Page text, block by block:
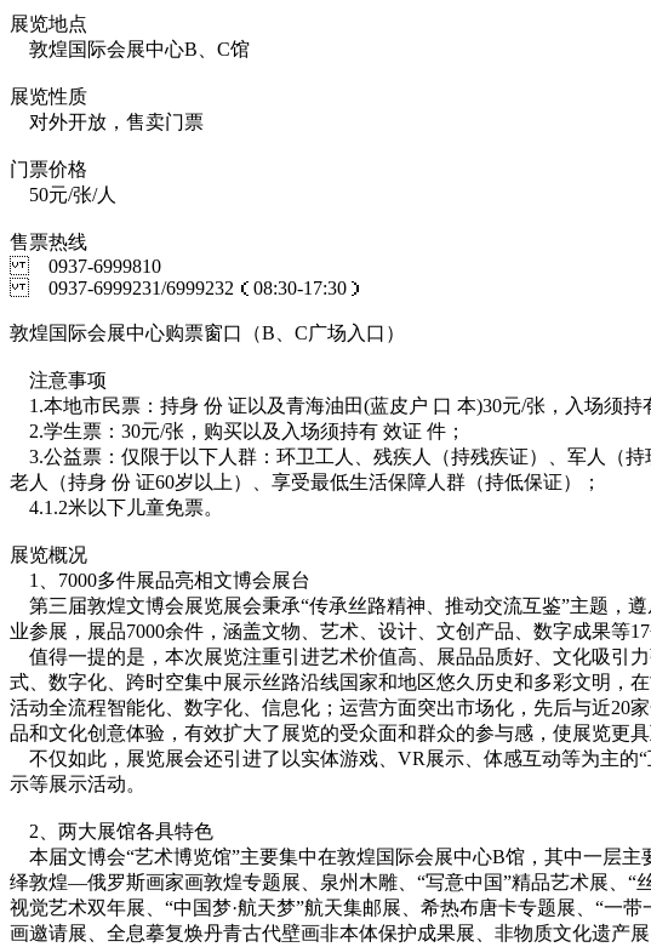
展览地点
敦煌国际会展中心B、C馆
展览性质
对外开放，售卖门票
门票价格
50元/张/人
售票热线
0937-6999810
0937-6999231/6999232（08:30-17:30）
敦煌国际会展中心购票窗口（B、C广场入口）
注意事项
1.本地市民票：持身 份 证以及青海油田(蓝皮户 口 本)30元/张，入场须持
2.学生票：30元/张，购买以及入场须持有 效证 件；
3.公益票：仅限于以下人群：环卫工人、残疾人（持残疾证）、军人（
老人（持身 份 证60岁以上）、享受最低生活保障人群（持低保证）；
4.1.2米以下儿童免票。
展览概况
1、7000多件展品亮相文博会展台
第三届敦煌文博会展览展会秉承“传承丝路精神、推动交流互鉴”主题，
业参展，展品7000余件，涵盖文物、艺术、设计、文创产品、数字成果等
值得一提的是，本次展览注重引进艺术价值高、展品品质好、文化吸引
式、数字化、跨时空集中展示丝路沿线国家和地区悠久历史和多彩文明，
活动全流程智能化、数字化、信息化；运营方面突出市场化，先后与近20
品和文化创意体验，有效扩大了展览的受众面和群众的参与感，使展览更具
不仅如此，展览展会还引进了以实体游戏、VR展示、体感互动等为主的
示等展示活动。
2、两大展馆各具特色
本届文博会“艺术博览馆”主要集中在敦煌国际会展中心B馆，其中一层
绎敦煌—俄罗斯画家画敦煌专题展、泉州木雕、“写意中国”精品艺术展、
视觉艺术双年展、“中国梦·航天梦”航天集邮展、希热布唐卡专题展、“一
画邀请展、全息摹复焕丹青古代壁画非本体保护成果展、非物质文化遗